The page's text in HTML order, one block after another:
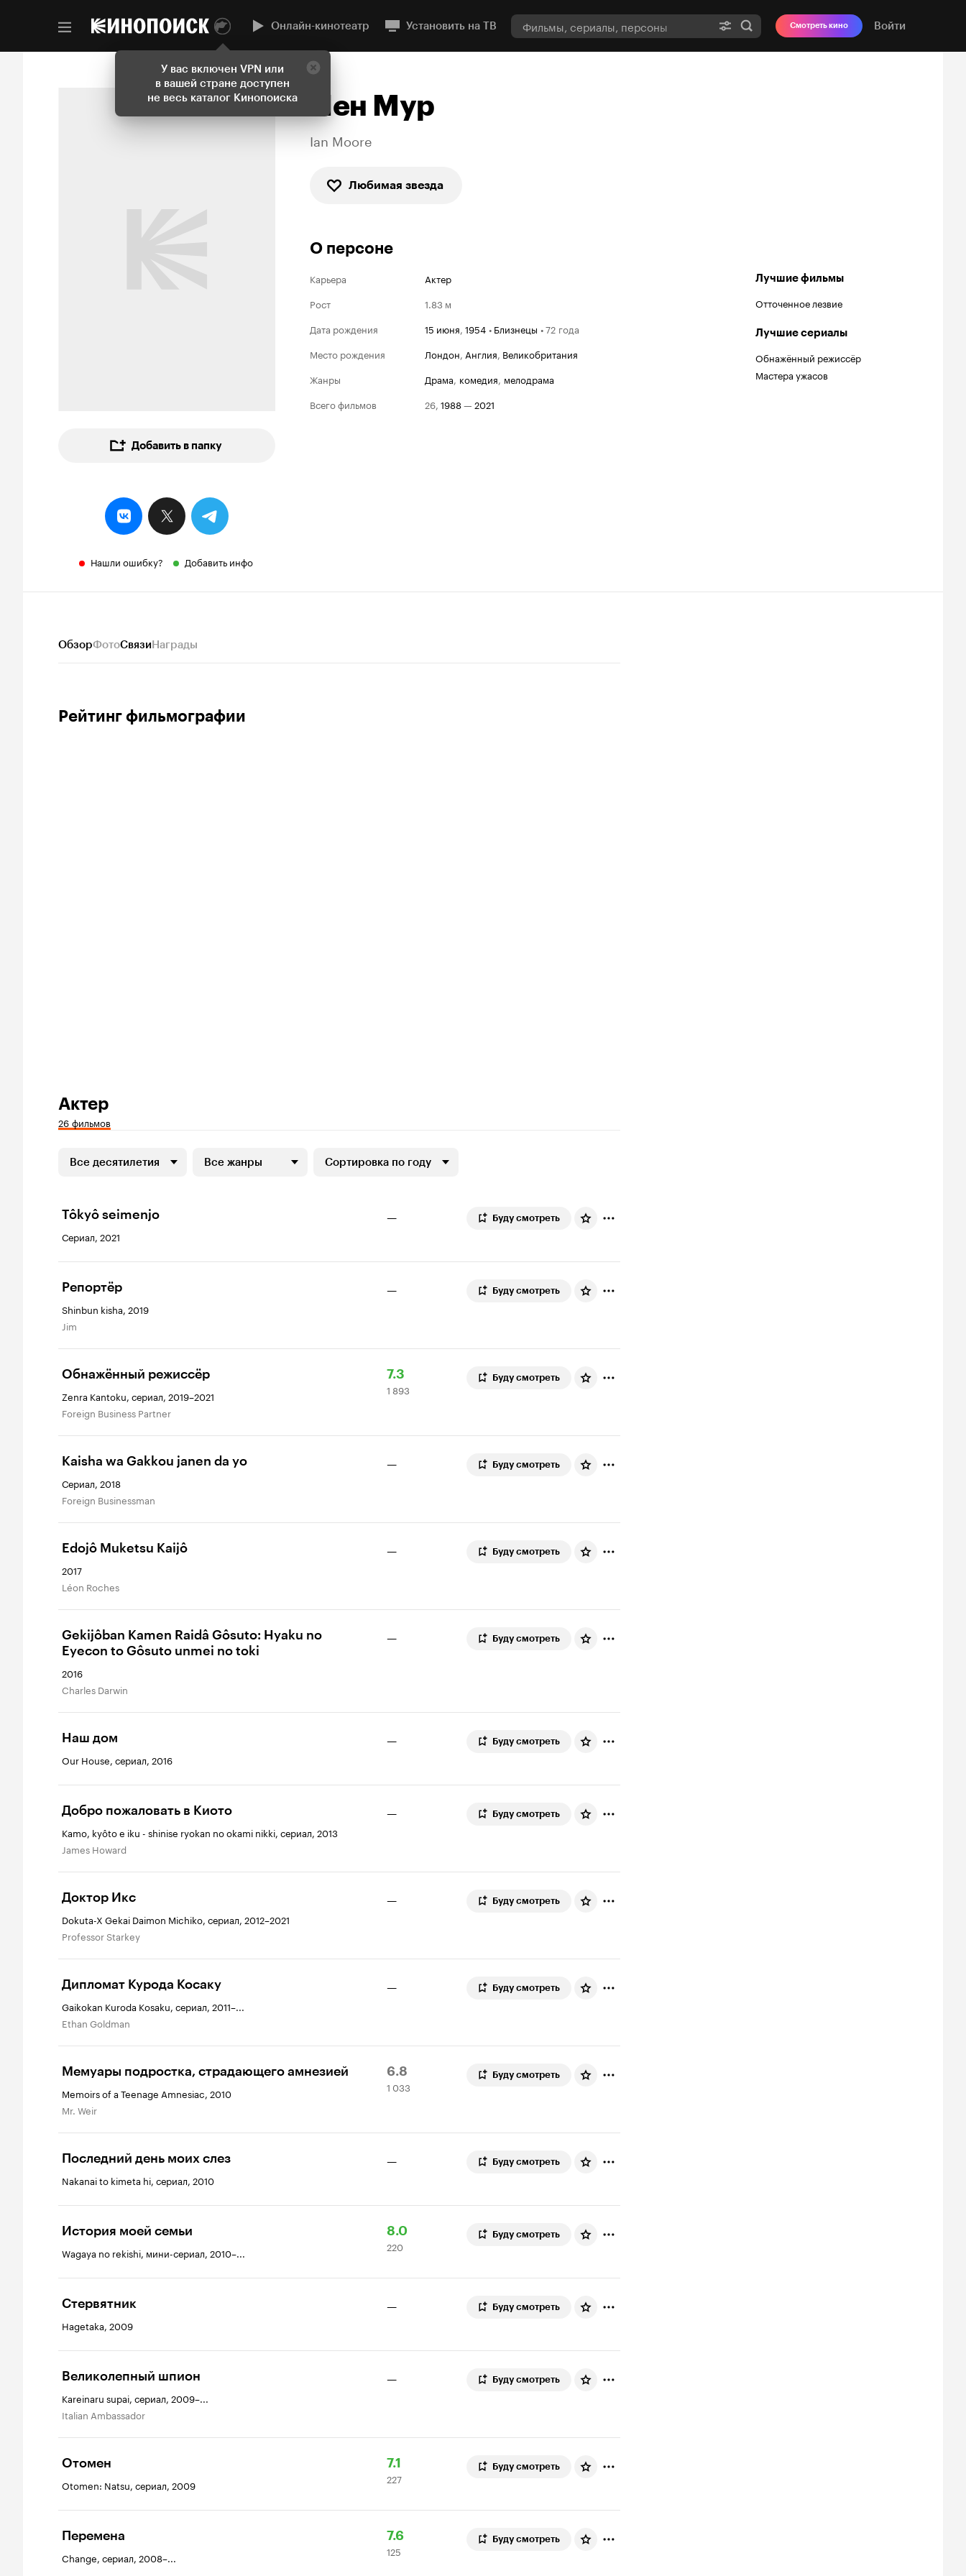
У вас включен VPN или
в вашей стране доступен
не весь каталог Кинопоиска
Онлайн-кинотеатр Установить на ТВ Смотреть кино Войти
Добавить в папку
Нашли ошибку? Добавить инфо
Йен Мур
Ian Moore
Любимая звезда
О персоне
Карьера
Актер
Рост
1.83 м
Дата рождения
15 июня, 1954 • Близнецы •72 года
Место рождения
Лондон, Англия, Великобритания
Жанры
драма, комедия, мелодрама
Всего фильмов
26, 1988— 2021
Лучшие фильмы
Отточенное лезвие
Лучшие сериалы
Обнажённый режиссёр
Мастера ужасов
ОбзорФотоСвязиНаграды
Рейтинг фильмографии
Актер
26 фильмов
Все десятилетия Все жанры Сортировка по году
Tôkyô seimenjo
Сериал, 2021
— Буду смотреть
Репортёр
Shinbun kisha, 2019
Jim
— Буду смотреть
Обнажённый режиссёр
Zenra Kantoku, сериал, 2019–2021
Foreign Business Partner
Рейтинг
Кинопоиска
7.3
1
893
1 893
Буду смотреть
Kaisha wa Gakkou janen da yo
Сериал, 2018
Foreign Businessman
— Буду смотреть
Edojô Muketsu Kaijô
2017
Léon Roches
— Буду смотреть
Gekijôban Kamen Raidâ Gôsuto: Hyaku no
Eyecon to Gôsuto unmei no toki
2016
Charles Darwin
— Буду смотреть
Наш дом
Our House, сериал, 2016
— Буду смотреть
Добро пожаловать в Киото
Kamo, kyôto e iku - shinise ryokan no okami nikki, сериал, 2013
James Howard
— Буду смотреть
Доктор Икс
Dokuta-X Gekai Daimon Michiko, сериал, 2012–2021
Professor Starkey
— Буду смотреть
Дипломат Курода Косаку
Gaikokan Kuroda Kosaku, сериал, 2011–...
Ethan Goldman
— Буду смотреть
Мемуары подростка, страдающего амнезией
Memoirs of a Teenage Amnesiac, 2010
Mr. Weir
Рейтинг
Кинопоиска
6.8
1
033
1 033
Буду смотреть
Последний день моих слез
Nakanai to kimeta hi, сериал, 2010
— Буду смотреть
История моей семьи
Wagaya no rekishi, мини-сериал, 2010–...
Рейтинг
Кинопоиска
8.0
220
оценок
220
Буду смотреть
Стервятник
Hagetaka, 2009
— Буду смотреть
Великолепный шпион
Kareinaru supai, сериал, 2009–...
Italian Ambassador
— Буду смотреть
Отомен
Otomen: Natsu, сериал, 2009
Рейтинг
Кинопоиска
7.1
227
оценок
227
Буду смотреть
Перемена
Change, сериал, 2008–...
Рейтинг
Кинопоиска
7.6
125
оценок
125
Буду смотреть